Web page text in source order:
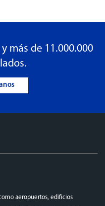
más de 11.000.000
aeropuertos, edificios